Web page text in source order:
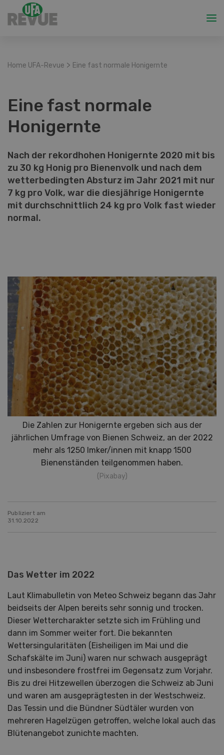
Home UFA-Revue > Eine fast normale Honigernte
Eine fast normale
Honigernte
Nach der rekordhohen Honigernte 2020 mit bis
zu 30 kg Honig pro Bienenvolk und nach dem
wetterbedingten Absturz im Jahr 2021 mit nur
7 kg pro Volk, war die diesjährige Honigernte
mit durchschnittlich 24 kg pro Volk fast wieder
normal.
Die Zahlen zur Honigernte ergeben sich aus der
jährlichen Umfrage von Bienen Schweiz, an der 2022
mehr als 1250 Imker/innen mit knapp 1500
Bienenständen teilgenommen haben.
(Pixabay)
Publiziert am
31.10.2022
Das Wetter im 2022
Laut Klimabulletin von Meteo Schweiz begann das Jahr
beidseits der Alpen bereits sehr sonnig und trocken.
Dieser Wettercharakter setzte sich im Frühling und
dann im Sommer weiter fort. Die bekannten
Wettersingularitäten (Eisheiligen im Mai und die
Schafskälte im Juni) waren nur schwach ausgeprägt
und insbesondere frostfrei im Gegensatz zum Vorjahr.
Bis zu drei Hitzewellen überzogen die Schweiz ab Juni
und waren am ausgeprägtesten in der Westschweiz.
Das Tessin und die Bündner Südtäler wurden von
mehreren Hagelzügen getroffen, welche lokal auch das
Blütenangebot zunichte machten.